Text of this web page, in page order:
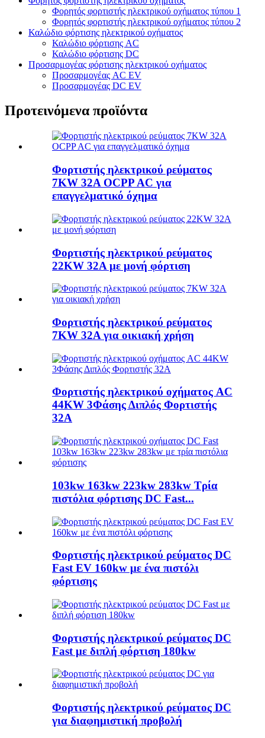
Φορητός φορτιστής ηλεκτρικού οχήματος τύπου 1
Φορητός φορτιστής ηλεκτρικού οχήματος τύπου 2
Καλώδιο φόρτισης ηλεκτρικού οχήματος
Καλώδιο φόρτισης AC
Καλώδιο φόρτισης DC
Προσαρμογέας φόρτισης ηλεκτρικού οχήματος
Προσαρμογέας AC EV
Προσαρμογέας DC EV
Προτεινόμενα προϊόντα
Φορτιστής ηλεκτρικού ρεύματος
7KW 32A OCPP AC για
επαγγελματικό όχημα
Φορτιστής ηλεκτρικού ρεύματος
22KW 32A με μονή φόρτιση
Φορτιστής ηλεκτρικού ρεύματος
7KW 32A για οικιακή χρήση
Φορτιστής ηλεκτρικού οχήματος AC
44KW 3Φάσης Διπλός Φορτιστής
32A
103kw 163kw 223kw 283kw Τρία
πιστόλια φόρτισης DC Fast...
Φορτιστής ηλεκτρικού ρεύματος DC
Fast EV 160kw με ένα πιστόλι
φόρτισης
Φορτιστής ηλεκτρικού ρεύματος DC
Fast με διπλή φόρτιση 180kw
Φορτιστής ηλεκτρικού ρεύματος DC
για διαφημιστική προβολή